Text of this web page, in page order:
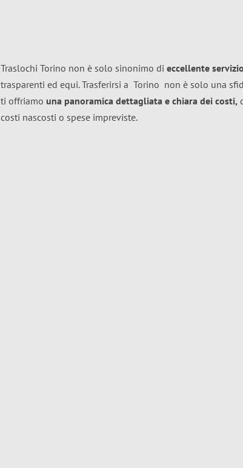
Traslochi Torino non è solo sinonimo di eccellente
trasparenti ed equi. Trasferirsi a Torino non è solo una
ti offriamo una panoramica dettagliata e chiara dei costi,
costi nascosti o spese impreviste.